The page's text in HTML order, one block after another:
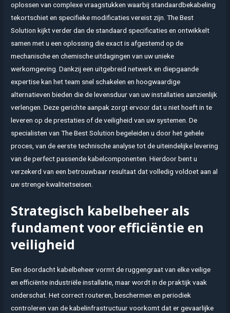
oplossen van complexe vraagstukken waarbij standaardbekabeling
tekortschiet en specifieke modificaties vereist zijn. The Best
Solution kijkt verder dan de standaard specificaties en ontwikkelt
samen met u een oplossing die exact is afgestemd op de
mechanische en chemische uitdagingen van uw unieke
werkomgeving. Dankzij een uitgebreid netwerk en diepgaande
expertise kan het team snel schakelen en hoogwaardige
alternatieven bieden die de levensduur van uw installaties aanzienlijk
verlengen. Deze gerichte aanpak zorgt ervoor dat u niet hoeft in te
leveren op de prestaties of de veiligheid van uw systemen. De
specialisten van The Best Solution begeleiden u door het gehele
proces, van de eerste technische analyse tot de uiteindelijke levering
van de perfect passende kabelcomponenten. Hierdoor bent u
verzekerd van een betrouwbaar resultaat dat volledig voldoet aan al
uw strenge kwaliteitseisen.
Strategisch kabelbeheer als
fundament voor efficiëntie en
veiligheid
Een doordacht kabelbeheer vormt de ruggengraat van elke veilige
en efficiënte industriële installatie, maar wordt in de praktijk vaak
onderschat. Het correct routeren, beschermen en periodiek
controleren van de kabelinfrastructuur voorkomt dat er gevaarlijke